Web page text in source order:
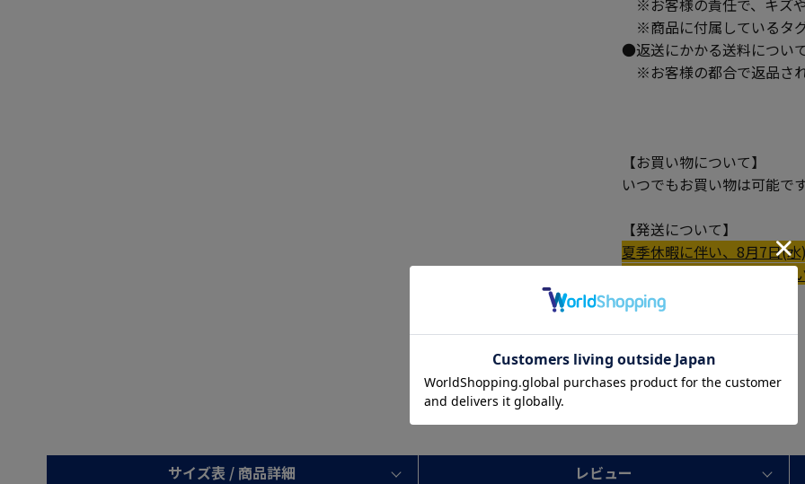
※商品に付属しているタ
●返送にかかる送料につい
※お客様の都合で返品さ
【お買い物について】
いつでもお買い物は可能です
【発送について】
夏季休暇に伴い、8月7日(
させていただく場合がござ
機能
サイズ表 / 商品詳細 レビュー